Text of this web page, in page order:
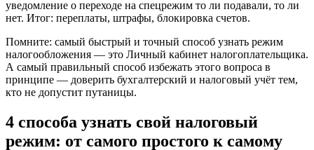
уведомление о переходе на спецрежим то ли подавали, то ли
нет. Итог: переплаты, штрафы, блокировка счетов.
Помните: самый быстрый и точный способ узнать режим
налогообложения — это Личный кабинет налогоплательщика.
А самый правильный способ избежать этого вопроса в
принципе — доверить бухгалтерский и налоговый учёт тем,
кто не допустит путаницы.
4 способа узнать свой налоговый
режим: от самого простого к самому